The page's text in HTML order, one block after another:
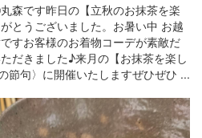
森です昨日の【立秋のお抹茶を楽
とうございました。お暑い中 お越
すお客様のお着物コーデが素敵だ
だきました♪来月の【お抹茶を楽し
節句〉に開催いたしますぜひぜひ ...